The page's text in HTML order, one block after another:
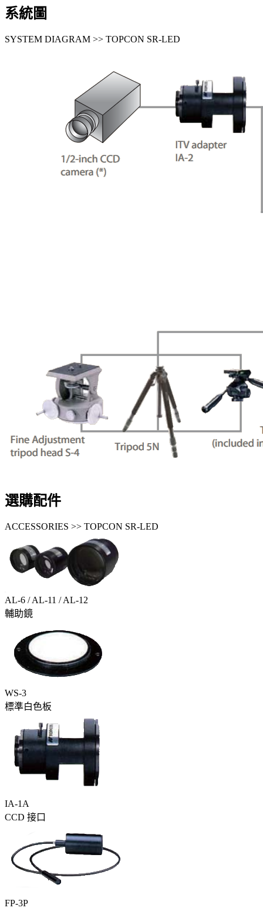
系統圖
SYSTEM DIAGRAM >> TOPCON SR-LED
選購配件
ACCESSORIES >> TOPCON SR-LED
AL-6 / AL-11 / AL-12
輔助鏡
WS-3
標準白色板
IA-1A
CCD 接口
FP-3P